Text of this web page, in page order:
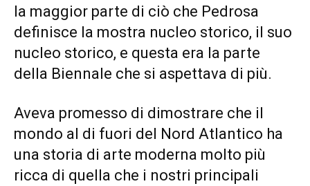
la maggior parte di ciò che Pedrosa
definisce la mostra nucleo storico, il suo
nucleo storico, e questa era la parte
della Biennale che si aspettava di più.
Aveva promesso di dimostrare che il
mondo al di fuori del Nord Atlantico ha
una storia di arte moderna molto più
ricca di quella che i nostri principali